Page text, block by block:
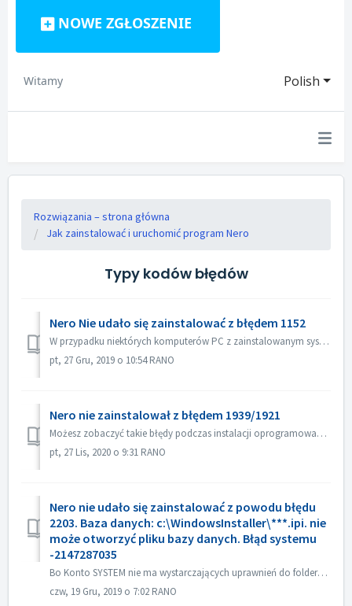
NOWE ZGŁOSZENIE
Polish
Witamy
Rozwiązania – strona główna
Jak zainstalować i uruchomić program Nero
Typy kodów błędów
Nero Nie udało się zainstalować z błędem 1152
W przypadku niektórych komputerów PC z zainstalowanym systemem operacyjnym Windows 10, logowanie Windows do konta użytkownika za pomocą spacji lub znaków sp...
pt, 27 Gru, 2019 o 10:54 RANO
Nero nie zainstalował z błędem 1939/1921
Możesz zobaczyć takie błędy podczas instalacji oprogramowania Nero: "1939: Usługa 'Nero Update' (NAUpdate) nie mogła być skonfigurowana..."...
pt, 27 Lis, 2020 o 9:31 RANO
Nero nie udało się zainstalować z powodu błędu
2203. Baza danych: c:\WindowsInstaller\***.ipi. nie
może otworzyć pliku bazy danych. Błąd systemu
-2147287035
Bo Konto SYSTEM nie ma wystarczających uprawnień do folderów %temp% lub %system%\Installer. Rozdzielczość Udzielenie pełnego dostępu do folderów %temp...
czw, 19 Gru, 2019 o 7:02 RANO